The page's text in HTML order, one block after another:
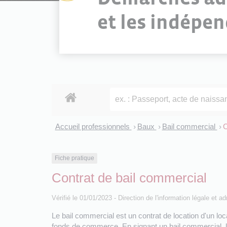
et les
Accueil professionnels > Baux > Bail commercial >
Fiche pratique
Contrat de bail commercial
Vérifié le 01/01/2023 - Direction de l'information légale et
Le bail commercial est un contrat de location d'un